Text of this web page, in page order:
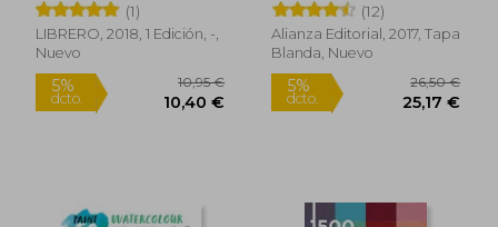
Rápido
(1)
LIBRERO, 2018, 1 Edición, -,
Nuevo
(12)
Alianza Editorial, 2017, Tapa
Blanda, Nuevo